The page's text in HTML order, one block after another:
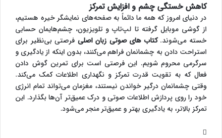
کاهش خستگی چشم و افزایش تمرکز
در دنیای امروز که همه ما دائماً به صفحه‌های نمایشگر خیره هستیم،
از گوشی موبایل گرفته تا لپ‌تاپ و تلویزیون، چشم‌هایمان حسابی
خسته می‌شوند.کتاب های صوتی زبان اصلی فرصتی بی‌نظیر برای
استراحت دادن به چشمانمان فراهم می‌کنند، بدون اینکه از یادگیری و
سرگرمی محروم شویم. این فرصتی است برای تمرین گوش دادن
فعال که به تقویت قدرت تمرکز و نگهداری اطلاعات کمک می‌کند.
وقتی چشمانمان درگیر خواندن نیستند، مغزمان می‌تواند تمام انرژی
خود را روی پردازش اطلاعات صوتی و درک عمیق‌تر آن‌ها بگذارد. این
تمرکز بالاتر، به یادگیری بهتر و عمیق‌تر منجر می‌شود.